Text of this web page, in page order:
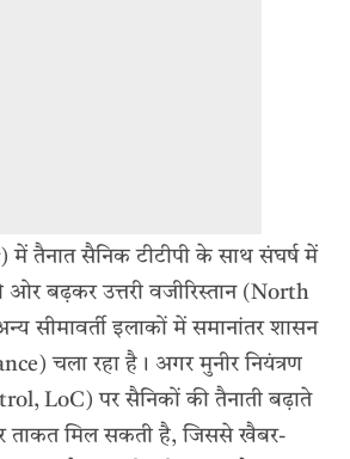
में तैनात सैनिक टीटीपी के साथ संघर्ष में
बढ़कर उत्तरी वजीरिस्तान (North
सीमावर्ती इलाकों में समानांतर शासन
चला रहा है। अगर मुनीर नियंत्रण
LoC) पर सैनिकों की तैनाती बढ़ाते
ताकत मिल सकती है, जिससे खैबर-